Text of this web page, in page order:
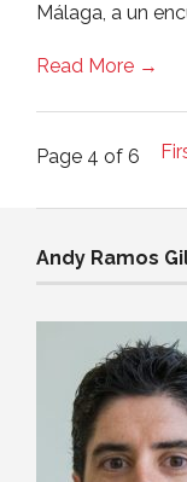
Málaga, a un
Read More →
Page 4 of 6
Andy Ramos